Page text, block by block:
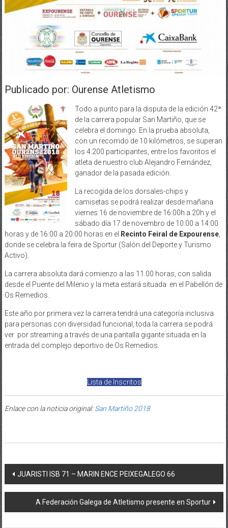
Publicado por: Ourense Atletismo
Todo a punto para la disputa de la edición 42ª
de la carrera popular San Martiño, que se
celebra el domingo. En la prueba absoluta,
con un recorrido de 10 kilómetros, se superan
los 4.200 participantes, entre los favoritos el
atleta de nuestro club Alejandro Fernández,
ganador de la pasada edición.
La recogida de los dorsales-chips y
camisetas se podrá realizar desde mañana
viernes 16 de noviembre de 16:00h a 20h y el
sábado día 17 de novembro de 10:00 a 14:00
horas y de 16:00 a 20:00 horas en el Recinto Feiral de Expourense,
donde se celebra la feira de Sportur (Salón del Deporte y Turismo
Activo).
La carrera absoluta dará comienzo a las 11.00 horas, con salida
desde el Puente del Milenio y la meta estará situada en el Pabellón de
Os Remedios.
Este año por primera vez la carrera tendrá una categoría inclusiva
para personas con diversidad funcional, toda la carrera se podrá
ver por streaming a través de una pantalla gigante situada en la
entrada del complejo deportivo de Os Remedios.
Lista de Inscritos
Enlace con la noticia original:San Martiño 2018
Post navigation
JUARISTI ISB 71 – MARIN ENCE PEIXEGALEGO 66
A Federación Galega de Atletismo presente en Sportur